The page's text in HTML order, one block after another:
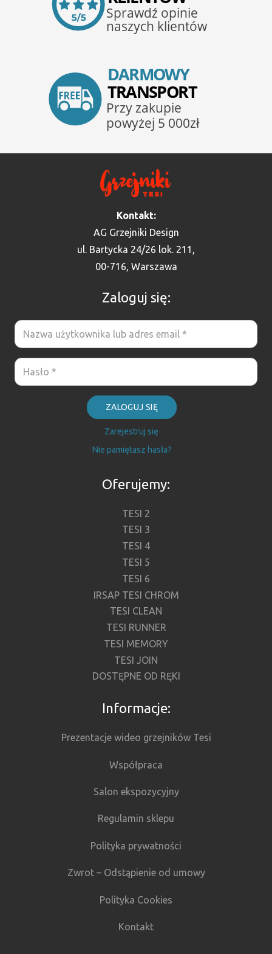
Kontakt:
AG Grzejniki Design
ul. Bartycka 24/26 lok. 211,
00-716, Warszawa
Zaloguj się:
ZALOGUJ SIĘ
Zarejestruj się
Nie pamiętasz hasła?
Oferujemy:
TESI 2
TESI 3
TESI 4
TESI 5
TESI 6
IRSAP TESI CHROM
TESI CLEAN
TESI RUNNER
TESI MEMORY
TESI JOIN
DOSTĘPNE OD RĘKI
Informacje:
Prezentacje wideo grzejników Tesi
Współpraca
Salon ekspozycyjny
Regulamin sklepu
Polityka prywatności
Zwrot – Odstąpienie od umowy
Polityka Cookies
Kontakt